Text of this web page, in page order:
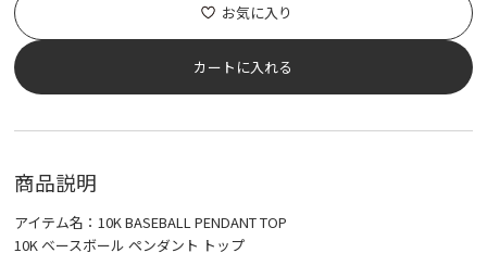
お気に入り
カートに入れる
商品説明
アイテム名：10K BASEBALL PENDANT TOP
10K ベースボール ペンダント トップ